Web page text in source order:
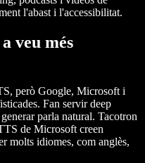
l'abast i l'accessibilitat.
veu més
, però Google, Microsoft i
Fan servirdeep
parla natural. Tacotron
de Microsoft creen
molts idiomes, com anglès,